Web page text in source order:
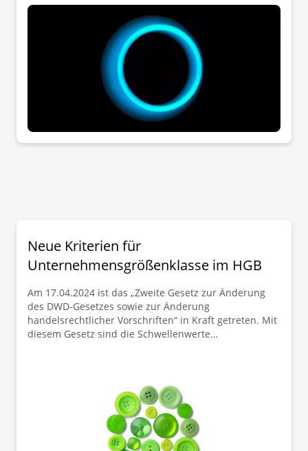
Umwandlungsvorgänge in der Form der Spaltung und
des Formwechsels unter Beteiligung deutscher
Rechtsträger geschaffen werden.
Grenzüberschreitende Reorganisationsvorgänge
werden damit maßgeblich erleichtert.
Neue Kriterien für
Unternehmensgrößenklasse im HGB
Am 17.04.2024 ist das „Zweite Gesetz zur Änderung
des DWD-Gesetzes sowie zur Änderung
handelsrechtlicher Vorschriften“ in Kraft getreten. Mit
diesem Gesetz sind die Schwellenwerte
Anhebung hat insbesondere für solche Unternehmen
(Kapitalgesellschaften), die durch die Neueinstufung
in eine kleinere Größenklasse fallen, eine Reduzierung
der Berichtspflicht und gegebenenfalls die Befreiung
von der Prüfungspflicht zur Folge.